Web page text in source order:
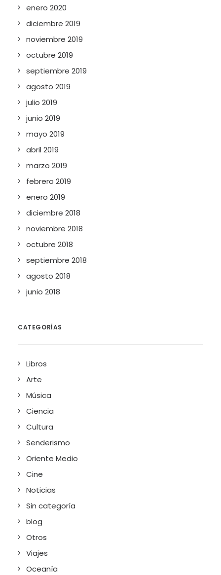
enero 2020
diciembre 2019
noviembre 2019
octubre 2019
septiembre 2019
agosto 2019
julio 2019
junio 2019
mayo 2019
abril 2019
marzo 2019
febrero 2019
enero 2019
diciembre 2018
noviembre 2018
octubre 2018
septiembre 2018
agosto 2018
junio 2018
CATEGORÍAS
Libros
Arte
Música
Ciencia
Cultura
Senderismo
Oriente Medio
Cine
Noticias
Sin categoría
blog
Otros
Viajes
Oceanía